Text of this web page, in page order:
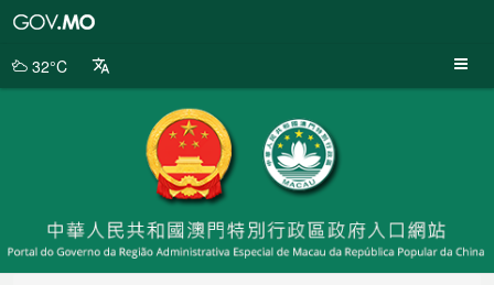
da
32°C